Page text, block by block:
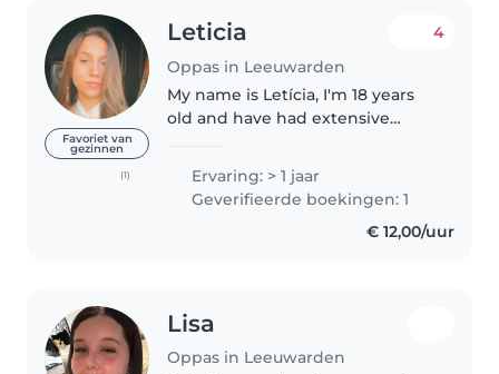
Favoriet van
gezinnen
(1)
Leticia
Oppas in Leeuwarden
4
My name is Letícia, I'm 18 years
old and have had extensive
years. I love doing this as a
hobby and have a huge passion
Ervaring: > 1 jaar
Geverifieerde boekingen: 1
€ 12,00/uur
Lisa
Oppas in Leeuwarden